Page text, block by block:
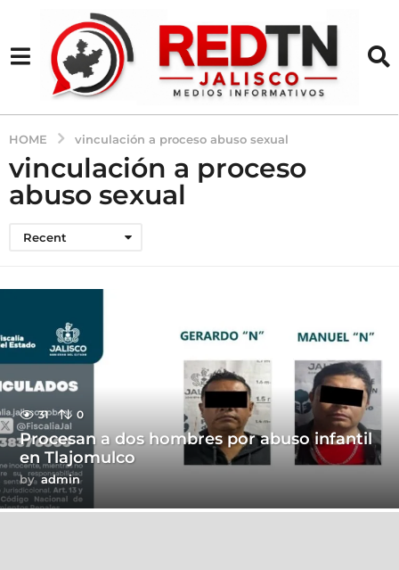
HOME vinculación a proceso abuso sexual
vinculación a proceso
abuso sexual
Recent
31 0
Procesan a dos hombres por abuso infantil
en Tlajomulco
by admin